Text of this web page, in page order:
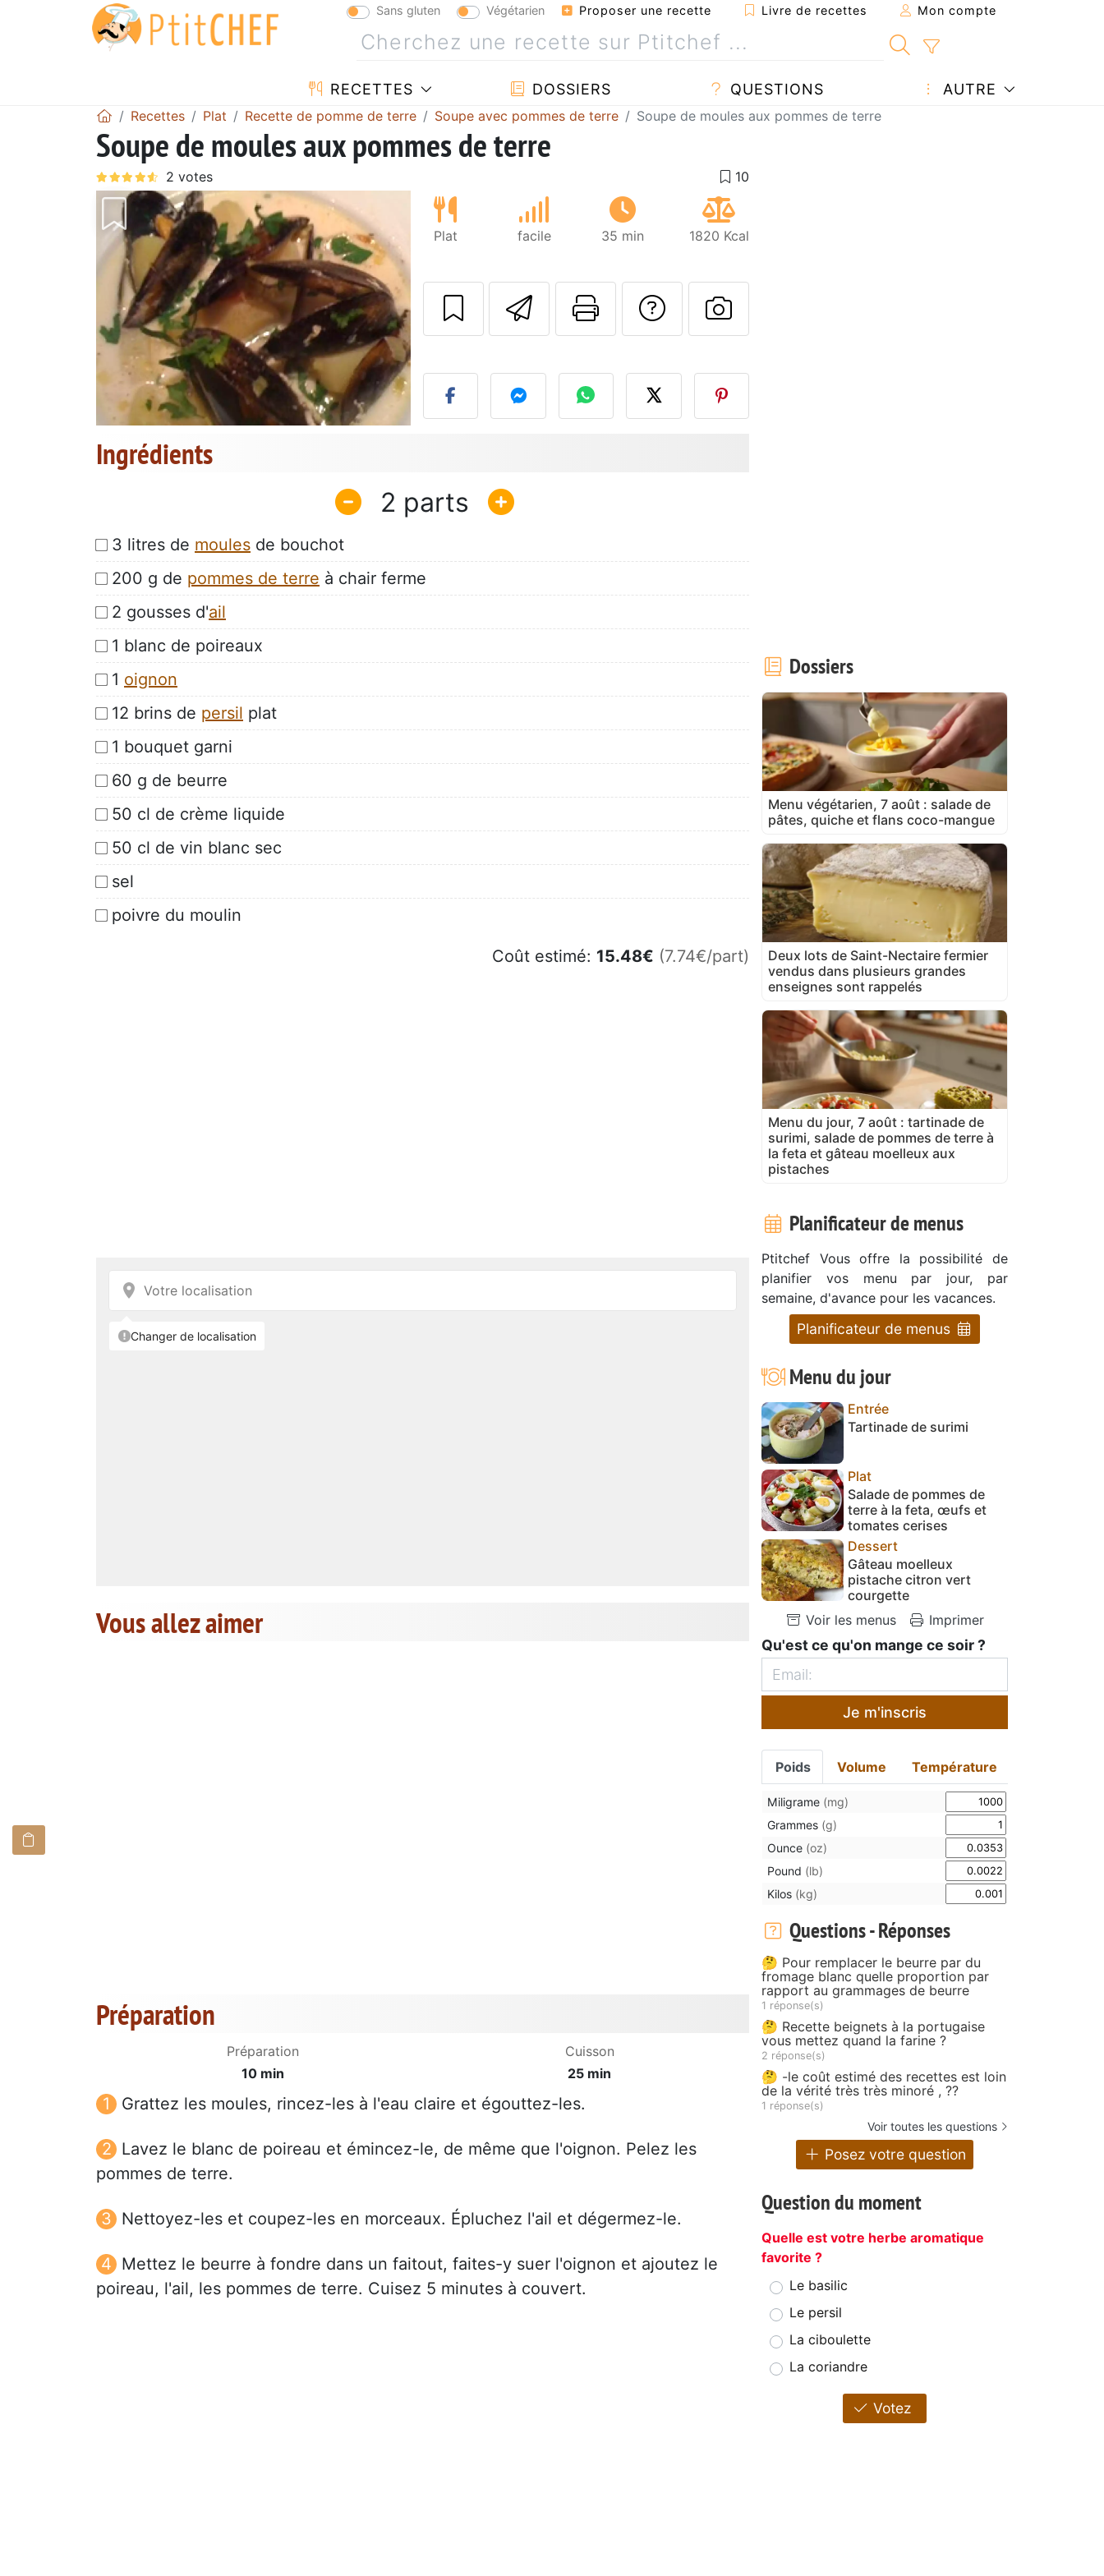
Sans gluten Végétarien Proposer une recette Livre de recettes Mon compte
RECETTES DOSSIERS QUESTIONS AUTRE
Recettes Plat Recette de pomme de terre Soupe avec pommes de terre Soupe de moules aux pommes de terre
Soupe de moules aux pommes de terre
Plat facile 35 min 1820 Kcal
Envoyer cette recette à un ami
Imprimer cette page
Poser une question à l'auteur
Publier votre photo de cette
Ingrédients
2
3 litres de moules de bouchot
200 g de pommes de terre à chair ferme
2 gousses d'ail
1 blanc de poireaux
1 oignon
12 brins de persil plat
1 bouquet garni
60 g de beurre
50 cl de crème liquide
50 cl de vin blanc sec
sel
poivre du moulin
Coût estimé: 15.48€ (7.74€/part)
Vous allez aimer
Préparation
Préparation
10 min
Cuisson
25 min
Grattez les moules, rincez-les à l'eau claire et égouttez-les.
Lavez le blanc de poireau et émincez-le, de même que l'oignon. Pelez les
pommes de terre.
Nettoyez-les et coupez-les en morceaux. Épluchez l'ail et dégermez-le.
Mettez le beurre à fondre dans un faitout, faites-y suer l'oignon et ajoutez le
poireau, l'ail, les pommes de terre. Cuisez 5 minutes à couvert.
Dossiers
Menu végétarien, 7 août : salade de
pâtes, quiche et flans coco-mangue
Deux lots de Saint-Nectaire fermier
vendus dans plusieurs grandes
enseignes sont rappelés
Menu du jour, 7 août : tartinade de
surimi, salade de pommes de terre à
la feta et gâteau moelleux aux
pistaches
Planificateur de menus
Ptitchef Vous offre la possibilité de
planifier vos menu par jour, par
semaine, d'avance pour les vacances.
Planificateur de menus
Menu du jour
Entrée
Tartinade de surimi
Plat
Salade de pommes de
terre à la feta, œufs et
tomates cerises
Dessert
Gâteau moelleux
pistache citron vert
courgette
Voir les menus
Imprimer
Qu'est ce qu'on mange ce soir ?
Je m'inscris
Poids Volume Température
Miligrame (mg)
Grammes (g)
Ounce (oz)
Pound (lb)
Kilos (kg)
Questions - Réponses
🤔 Pour remplacer le beurre par du
fromage blanc quelle proportion par
rapport au grammages de beurre
1 réponse(s)
🤔 Recette beignets à la portugaise
vous mettez quand la farine ?
2 réponse(s)
🤔 -le coût estimé des recettes est loin
de la vérité très très minoré , ??
1 réponse(s)
Voir toutes les questions
Posez votre question
Question du moment
Quelle est votre herbe aromatique
favorite ?
Le basilic
Le persil
La ciboulette
La coriandre
Votez